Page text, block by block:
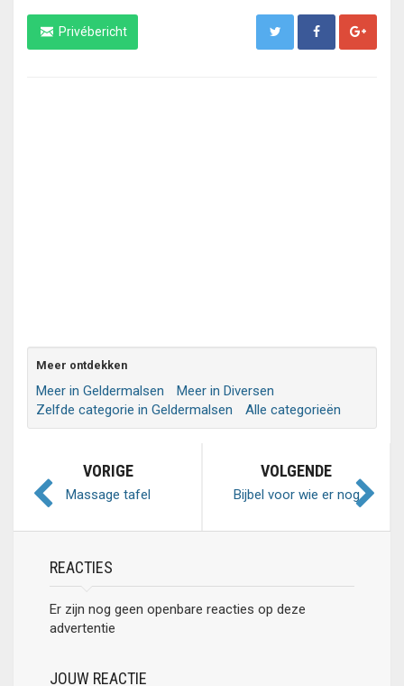
Privébericht
Meer ontdekken
Meer in Geldermalsen
Meer in Diversen
Zelfde categorie in Geldermalsen
Alle categorieën
VORIGE
Massage tafel
VOLGENDE
Bijbel voor wie er nog
REACTIES
Er zijn nog geen openbare reacties op deze
advertentie
JOUW REACTIE